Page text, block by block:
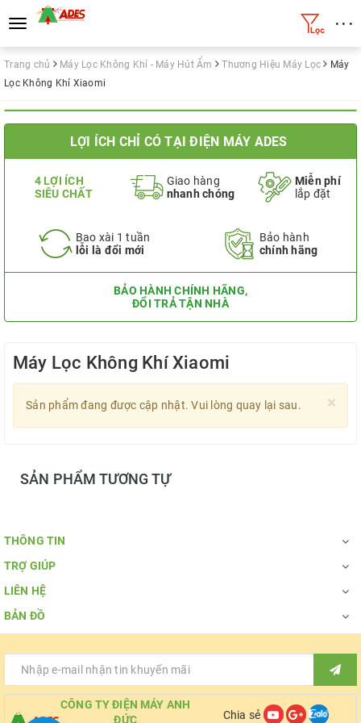
Toggle
navigation
• • •
Trang chủ Máy Lọc Không Khí - Máy Hút Ẩm Thương Hiệu Máy Lọc
Máy
Lọc Không Khí Xiaomi
LỢI ÍCH CHỈ CÓ TẠI ĐIỆN MÁY ADES
4 LỢI ÍCH
SIÊU CHẤT
Giao hàng
nhanh chóng
Miễn phí
lắp đặt
Bao xài 1 tuần
lỗi là đổi mới
Bảo hành
chính hãng
BẢO HÀNH CHÍNH HÃNG,
ĐỔI TRẢ TẬN NHÀ
Máy Lọc Không Khí Xiaomi
×
Sản phẩm đang được cập nhật. Vui lòng quay lại sau.
SẢN PHẨM TƯƠNG TỰ
THÔNG TIN
TRỢ GIÚP
LIÊN HỆ
BẢN ĐỒ
CÔNG TY ĐIỆN MÁY ANH
ĐỨC
Chia sẻ